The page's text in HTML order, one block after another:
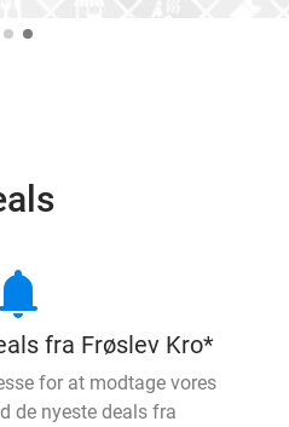
notifications
fra Frøslev Kro*
for at modtage vores
de nyeste deals fra